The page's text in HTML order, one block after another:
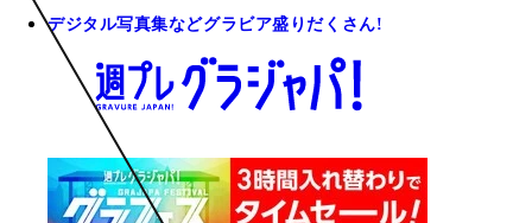
デジタル写真集などグラビア盛りだくさん!